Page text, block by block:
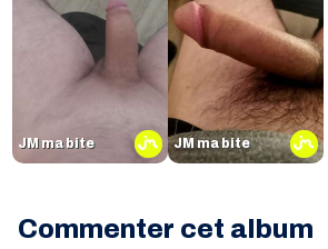
JM ma bite JM ma bite
Commenter cet album